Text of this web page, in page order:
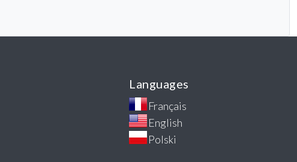
Languages